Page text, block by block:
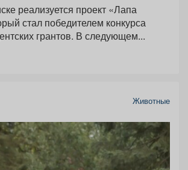
реализуется проект «Лапа
стал победителем конкурса
грантов. В следующем...
Животные